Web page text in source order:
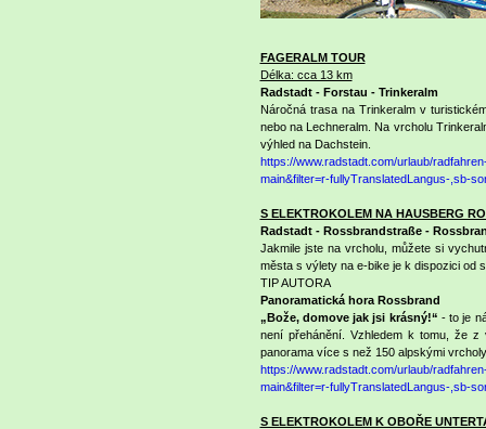
FAGERALM TOUR
Délka: cca 13 km
Radstadt - Forstau - Trinkeralm
Náročná trasa na Trinkeralm v
nebo na Lechneralm. Na vrcholu
výhled na Dachstein.
https://www.radstadt.com/urlaub/
main&filter=r-fullyTranslatedLangus-,sb-
S ELEKTROKOLEM NA HAUSBERG
Radstadt - Rossbrandstraße -
Jakmile jste na vrcholu, můžete si
města s výlety na e-bike je k dispozici od
TIP AUTORA
Panoramatická hora Rossbrand
„Bože, domove jak jsi krásný!“ - to je
není přehánění. Vzhledem k tomu, že z
panorama více s než 150 alpskými
https://www.radstadt.com/urlaub/
main&filter=r-fullyTranslatedLangus-,sb-
S ELEKTROKOLEM K OBOŘE